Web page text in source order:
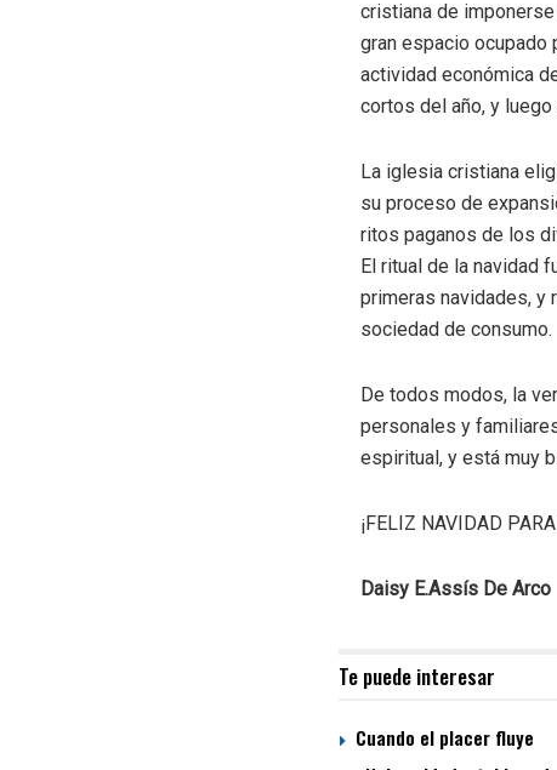
cristiana de
gran espacio ocupado
actividad económica
cortos del año, y
La iglesia cristiana
su proceso de
ritos paganos de los
El ritual de la navidad
primeras navidades, y
sociedad de consumo.
De todos modos, la
personales y
espiritual, y está muy
¡FELIZ NAVIDAD
Daisy E.Assís De Arco
Te puede interesar
Cuando el placer fluye